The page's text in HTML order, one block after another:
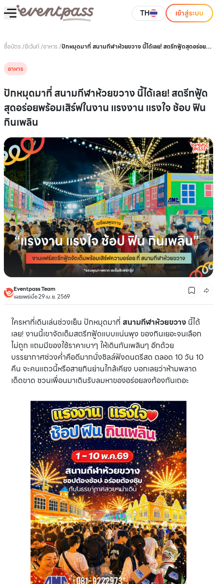
TH เข้าสู่ระบบ
ซื้อบัตร /อีเว้นท์/อาหาร /ปักหมุดมาที่ สนามกีฬาห้วยขวาง นี้ได้เลย! สตรีทฟู้ดสุดอร่อย
อาหาร
ปักหมุดมาที่ สนามกีฬาห้วยขวาง นี้ได้เลย! สตรีทฟู้ด
สุดอร่อยพร้อมเสิร์ฟในงาน แรงงาน แรงใจ ช้อบ ฟิน
กินเพลิน
Eventpass Team
เผยแพร่เมื่อ 29 เม.ย. 2569
ใครหาที่เดินเล่นช่วงเย็น ปักหมุดมาที่ สนามกีฬาห้วยขวาง นี้ได้
เลย! งานนี้เขาจัดเต็มสตรีทฟู้ดแบบแน่นพุง ของกินเยอะจนเลือก
ไม่ถูก แถมมีของใช้ราคาเบาๆ ให้เดินกันเพลินๆ อีกด้วย
บรรยากาศช่วงค่ำคือดีมากนั่งชิลล์ฟังดนตรีสด ตลอด 10 วัน 10
คืน จะคนแถวนี้หรือสายกินย่านใกล้เคียง บอกเลยว่าห้ามพลาด
เด็ดขาด ชวนเพื่อนมาเดินรับลมหาของอร่อยลงท้องกันเถอะ